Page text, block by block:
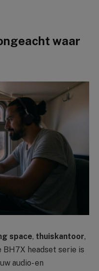
waar
space, thuiskantoor,
BH7X headset serie is
audio- en